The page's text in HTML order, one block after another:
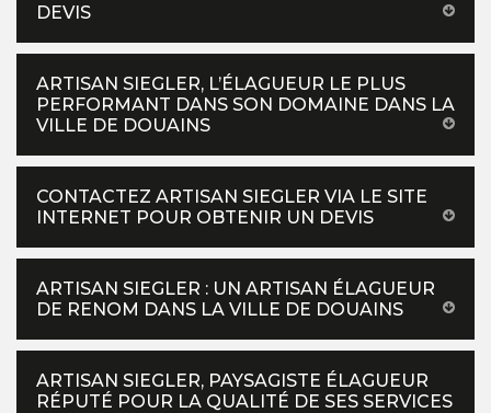
DEVIS
ARTISAN SIEGLER, L’ÉLAGUEUR LE PLUS
PERFORMANT DANS SON DOMAINE DANS LA
VILLE DE DOUAINS
CONTACTEZ ARTISAN SIEGLER VIA LE SITE
INTERNET POUR OBTENIR UN DEVIS
ARTISAN SIEGLER : UN ARTISAN ÉLAGUEUR
DE RENOM DANS LA VILLE DE DOUAINS
ARTISAN SIEGLER, PAYSAGISTE ÉLAGUEUR
RÉPUTÉ POUR LA QUALITÉ DE SES SERVICES